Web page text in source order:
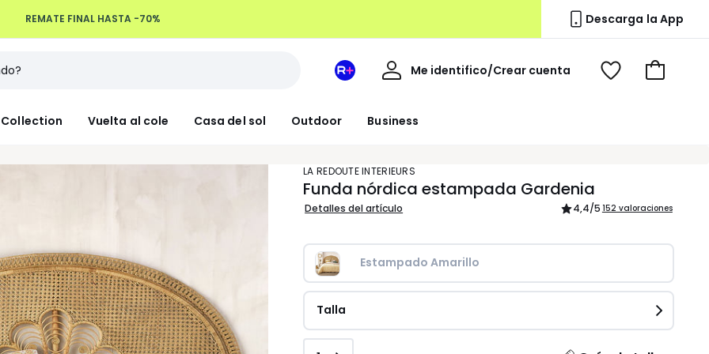
Devoluciones hasta 100 días
Descarga la App
Collection Vuelta al cole Casa del sol Outdoor Business
Mi
Redoute
Me identifico/Crear cuenta
Mi
Ver
Ir
LA REDOUTE INTERIEURS
Funda nórdica estampada Gardenia
Detalles del artículo 4,4/5 152 valoraciones
Estampado Amarillo
Talla